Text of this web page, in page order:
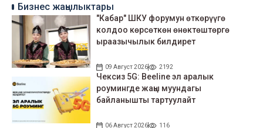
Бизнес жаңылыктары
"Кабар" ШКУ форумун өткөрүүгө
колдоо көрсөткөн өнөктөштөргө
ыраазычылык билдирет
09 Август 2026 2192
Чексиз 5G: Beeline эл аралык
роумингде жаңы муундагы
байланышты тартуулайт
06 Август 2026 116